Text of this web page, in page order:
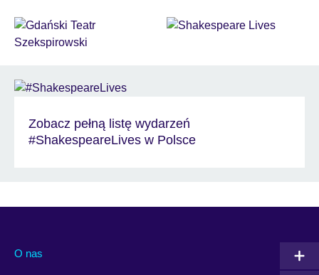
Zobacz pełną listę wydarzeń
#ShakespeareLives w Polsce
O nas